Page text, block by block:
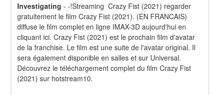
Investigating --!Streaming  Crazy Fist (2021) regarder
gratuitement le film Crazy Fist (2021). (EN FRANCAIS)
diffuse le film complet en ligne IMAX-3D aujourd'hui en
cliquant ici. Crazy Fist (2021) est le prochain film d'avatar
de la franchise. Le film est une suite de l'avatar original. Il
sera également disponible en salles et sur Universal.
Découvrez le téléchargement complet du film Crazy Fist
(2021) sur hotstream10.